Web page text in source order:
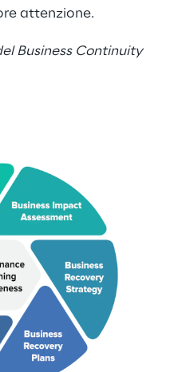
attenzione.
Business Continuity